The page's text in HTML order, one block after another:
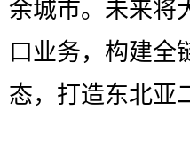
余城市。未来将
口业务，构建全
态，打造东北亚